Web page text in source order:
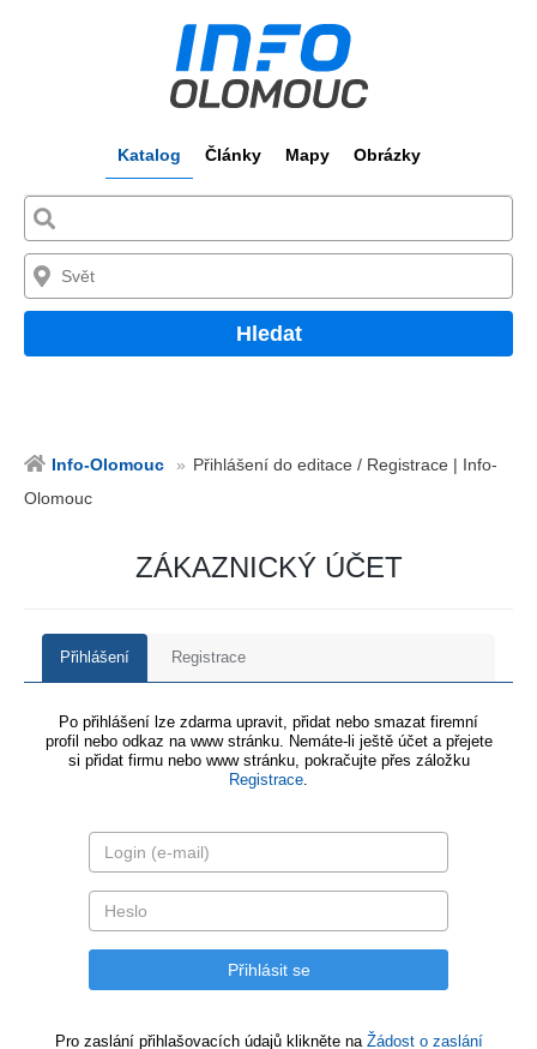
Katalog Články Mapy Obrázky
Hledat
Info-Olomouc
Přihlášení do editace / Registrace | Info-
Olomouc
ZÁKAZNICKÝ ÚČET
Přihlášení Registrace
Po přihlášení lze zdarma upravit, přidat nebo smazat firemní
profil nebo odkaz na www stránku. Nemáte-li ještě účet a přejete
si přidat firmu nebo www stránku, pokračujte přes záložku
Registrace.
Pro zaslání přihlašovacích údajů klikněte na Žádost o zaslání